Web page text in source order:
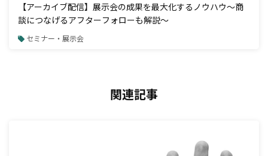
【アーカイブ配信】展示会の成果を最大化するノウハウ～商
談につなげるアフターフォローも解説～
セミナー・展示会
関連記事